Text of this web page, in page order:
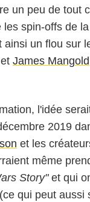
un peu de tout
spin-offs de
un flou sur
James Mangold
l'idée
2019
et les
même
Story"et qui
qui peut aussi